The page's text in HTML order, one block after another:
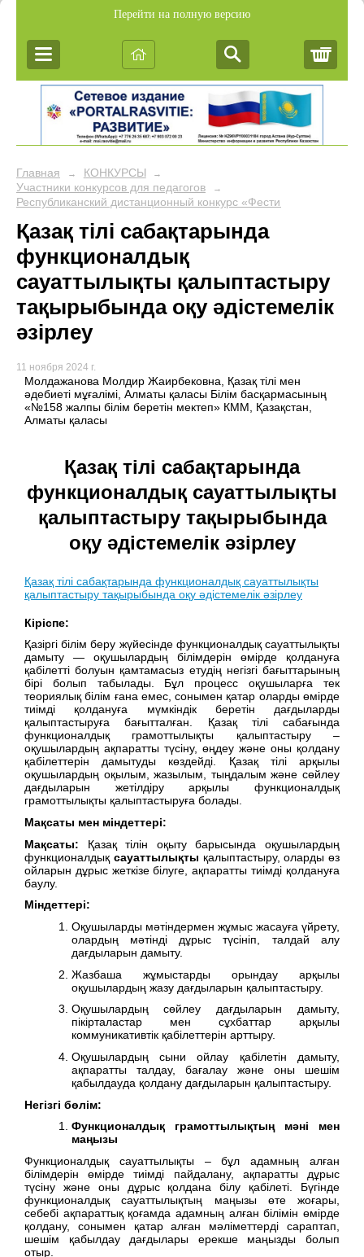
Перейти на полную версию
Главная → КОНКУРСЫ →
Участники конкурсов для педагогов →
Республиканский дистанционный конкурс «Фестиваль
Қазақ тілі сабақтарында
функционалдық
сауаттылықты қалыптастыру
тақырыбында оқу әдістемелік
әзірлеу
11 ноября 2024 г.
Молдажанова Молдир Жаирбековна, Қазақ тілі мен
әдебиеті мұғалімі, Алматы қаласы Білім басқармасының
«№158 жалпы білім беретін мектеп» КММ, Қазақстан,
Алматы қаласы
Қазақ тілі сабақтарында
функционалдық сауаттылықты
қалыптастыру тақырыбында
оқу әдістемелік әзірлеу
Қазақ тілі сабақтарында функционалдық сауаттылықты
қалыптастыру тақырыбында оқу әдістемелік әзірлеу
Кіріспе:
Қазіргі білім беру жүйесінде функционалдық сауаттылықты
дамыту — оқушылардың білімдерін өмірде қолдануға
қабілетті болуын қамтамасыз етудің негізгі бағыттарының
бірі болып табылады. Бұл процесс оқушыларға тек
теориялық білім ғана емес, сонымен қатар оларды өмірде
тиімді қолдануға мүмкіндік беретін дағдыларды
қалыптастыруға бағытталған. Қазақ тілі сабағында
функционалдық грамоттылықты қалыптастыру –
оқушылардың ақпаратты түсіну, өңдеу және оны қолдану
қабілеттерін дамытуды көздейді. Қазақ тілі арқылы
оқушылардың оқылым, жазылым, тыңдалым және сөйлеу
дағдыларын жетілдіру арқылы функционалдық
грамоттылықты қалыптастыруға болады.
Мақсаты мен міндеттері:
Мақсаты: Қазақ тілін оқыту барысында оқушылардың
функционалдық сауаттылықты қалыптастыру, оларды өз
ойларын дұрыс жеткізе білуге, ақпаратты тиімді қолдануға
баулу.
Міндеттері:
Оқушыларды мәтіндермен жұмыс жасауға үйрету,
олардың мәтінді дұрыс түсініп, талдай алу
дағдыларын дамыту.
Жазбаша жұмыстарды орындау арқылы
оқушылардың жазу дағдыларын қалыптастыру.
Оқушылардың сөйлеу дағдыларын дамыту,
пікірталастар мен сұхбаттар арқылы
коммуникативтік қабілеттерін арттыру.
Оқушылардың сыни ойлау қабілетін дамыту,
ақпаратты талдау, бағалау және оны шешім
қабылдауда қолдану дағдыларын қалыптастыру.
Негізгі бөлім:
Функционалдық грамоттылықтың мәні мен
маңызы
Функционалдық сауаттылықты – бұл адамның алған
білімдерін өмірде тиімді пайдалану, ақпаратты дұрыс
түсіну және оны дұрыс қолдана білу қабілеті. Бүгінде
функционалдық сауаттылықтың маңызы өте жоғары,
себебі ақпараттық қоғамда адамның алған білімін өмірде
қолдану, сонымен қатар алған мәліметтерді сараптап,
шешім қабылдау дағдылары ерекше маңызды болып
отыр.